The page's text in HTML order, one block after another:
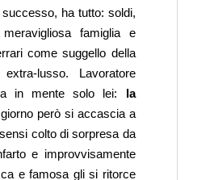
ha tutto: soldi,
famiglia e
come suggello della
lusso. Lavoratore
in mente solo lei: la
però si accascia a
colto di sorpresa da
e improvvisamente
e famosa gli si ritorce